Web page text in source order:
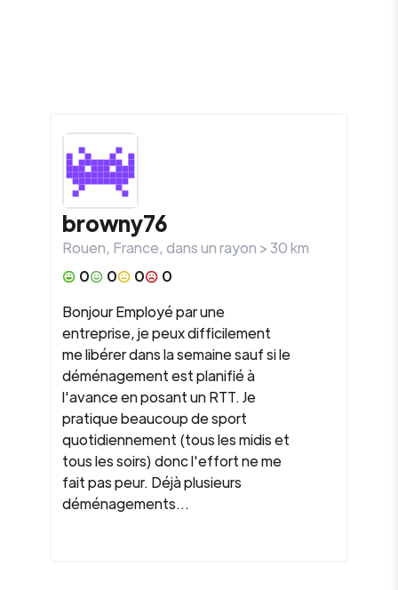
browny76
Rouen, France, dans un rayon >30km
0
0 0
0
Bonjour Employé par une
entreprise, je peux difficilement
me libérer dans la semaine sauf si le
déménagement est planifié à
l'avance en posant un RTT. Je
pratique beaucoup de sport
quotidiennement (tous les midis et
tous les soirs) donc l'effort ne me
fait pas peur. Déjà plusieurs
déménagements...